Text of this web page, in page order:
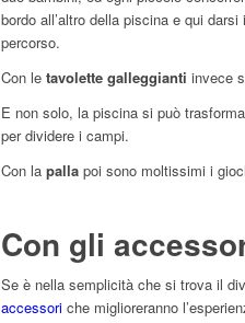
bordo all’altro della piscina e qui
percorso.
Con le tavolette galleggianti invece
E non solo, la piscina si può
per dividere i campi.
Con la palla poi sono moltissimi i
Con gli
Se è nella semplicità che si trova il
accessori che miglioreranno